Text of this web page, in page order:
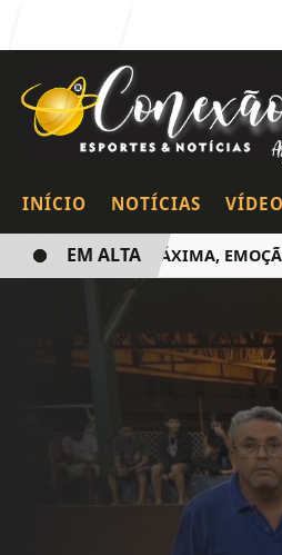
INÍCIO NOTÍCIAS
LOTAÇÃO MÁXIMA, EMOÇÃO
EM ALTA